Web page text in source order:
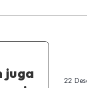
juga
22